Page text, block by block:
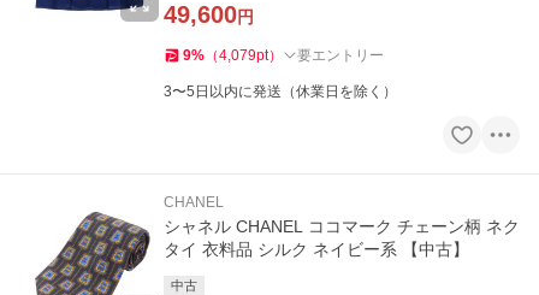
49,600円
9% （4,079pt） 要エントリー
3〜5日以内に発送（休業日を除く）
CHANEL
シャネル CHANEL ココマーク チェーン柄 ネク
タイ 衣料品 シルク ネイビー系 【中古】
中古